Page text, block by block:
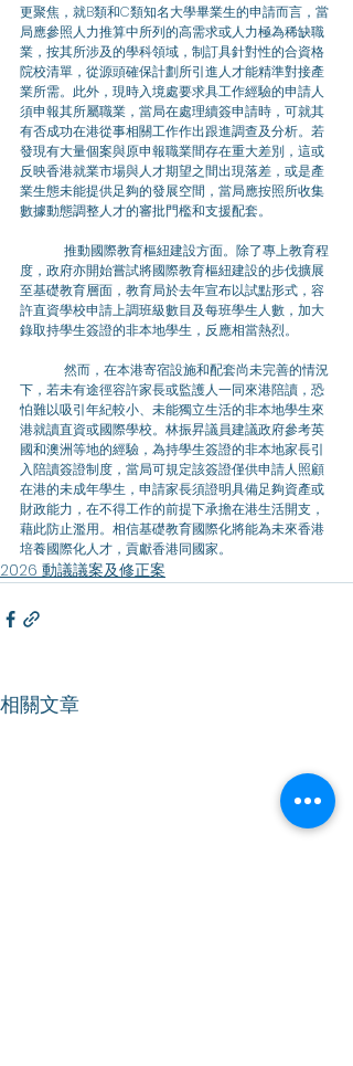
更聚焦，就B類和C類知名大學畢業生的申請而言，當
局應參照人力推算中所列的高需求或人力極為稀缺職
業，按其所涉及的學科領域，制訂具針對性的合資格
院校清單，從源頭確保計劃所引進人才能精準對接產
業所需。此外，現時入境處要求具工作經驗的申請人
須申報其所屬職業，當局在處理續簽申請時，可就其
有否成功在港從事相關工作作出跟進調查及分析。若
發現有大量個案與原申報職業間存在重大差別，這或
反映香港就業市場與人才期望之間出現落差，或是產
業生態未能提供足夠的發展空間，當局應按照所收集
數據動態調整人才的審批門檻和支援配套。
度，政府亦開始嘗試將國際教育樞紐建設的步伐擴展
至基礎教育層面，教育局於去年宣布以試點形式，容
許直資學校申請上調班級數目及每班學生人數，加大
錄取持學生簽證的非本地學生，反應相當熱烈。
下，若未有途徑容許家長或監護人一同來港陪讀，恐
怕難以吸引年紀較小、未能獨立生活的非本地學生來
港就讀直資或國際學校。林振昇議員建議政府參考英
國和澳洲等地的經驗，為持學生簽證的非本地家長引
入陪讀簽證制度，當局可規定該簽證僅供申請人照顧
在港的未成年學生，申請家長須證明具備足夠資產或
財政能力，在不得工作的前提下承擔在港生活開支，
藉此防止濫用。相信基礎教育國際化將能為未來香港
培養國際化人才，貢獻香港同國家。
2026 動議議案及修正案
相關文章